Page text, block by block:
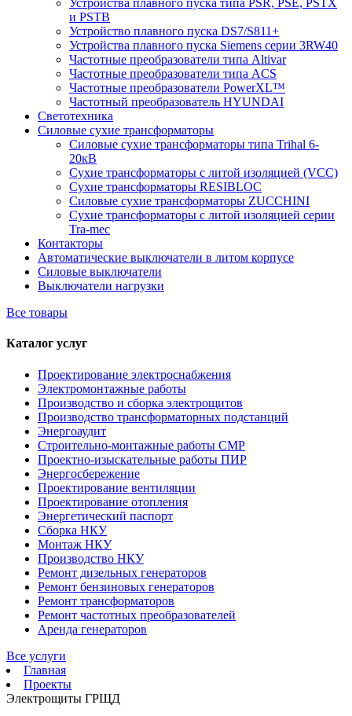
Устройства плавного пуска типа PSR, PSE, PSTX
и PSTB
Устройство плавного пуска DS7/S811+
Устройства плавного пуска Siemens серии 3RW40
Частотные преобразователи типа Altivar
Частотные преобразователи типа ACS
Частотные преобразователи PowerXL™
Частотный преобразователь HYUNDAI
Светотехника
Силовые сухие трансформаторы
Силовые сухие трансформаторы типа Trihal 6-
20кВ
Сухие трансформаторы с литой изоляцией (VCC)
Сухие трансформаторы RESIBLOC
Силовые сухие трансформаторы ZUCCHINI
Сухие трансформаторы с литой изоляцией серии
Tra-mec
Контакторы
Автоматические выключатели в литом корпусе
Силовые выключатели
Выключатели нагрузки
Все товары
Каталог услуг
Проектирование электроснабжения
Электромонтажные работы
Производство и сборка электрощитов
Производство трансформаторных подстанций
Энергоаудит
Строительно-монтажные работы СМР
Проектно-изыскательные работы ПИР
Энергосбережение
Проектирование вентиляции
Проектирование отопления
Энергетический паспорт
Сборка НКУ
Монтаж НКУ
Производство НКУ
Ремонт дизельных генераторов
Ремонт бензиновых генераторов
Ремонт трансформаторов
Ремонт частотных преобразователей
Аренда генераторов
Все услуги
Главная
Проекты
Электрощиты ГРЩД